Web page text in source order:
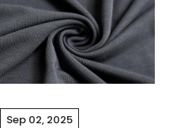
Sep 02, 2025